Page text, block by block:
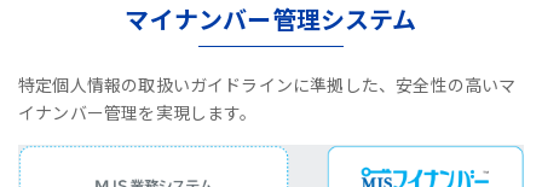
マイナンバー管理システム
特定個人情報の取扱いガイドラインに準拠した、安全性の高いマ
イナンバー管理を実現します。